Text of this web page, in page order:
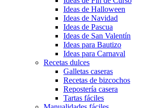
Ideas de Halloween
Ideas de Navidad
Ideas de Pascua
Ideas de San Valentín
Ideas para Bautizo
Ideas para Carnaval
Recetas dulces
Galletas caseras
Recetas de bizcochos
Repostería casera
Tartas fáciles